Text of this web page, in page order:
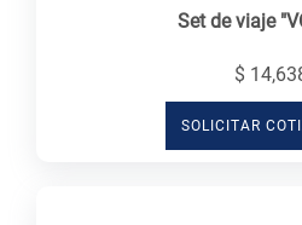
Set de viaje
$
SOLICITAR